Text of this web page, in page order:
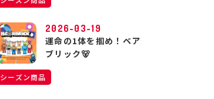
2026-03-19
運命の1体を掴め！ベア
ブリック🐻
シーズン商品